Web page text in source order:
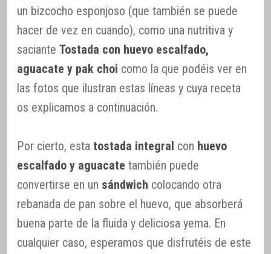
un bizcocho esponjoso (que también se puede
hacer de vez en cuando), como una nutritiva y
saciante Tostada con huevo escalfado,
aguacate y pak choi como la que podéis ver en
las fotos que ilustran estas líneas y cuya receta
os explicamos a continuación.
Por cierto, esta tostada integral con huevo
escalfado y aguacate también puede
convertirse en un sándwich colocando otra
rebanada de pan sobre el huevo, que absorberá
buena parte de la fluida y deliciosa yema. En
cualquier caso, esperamos que disfrutéis de este